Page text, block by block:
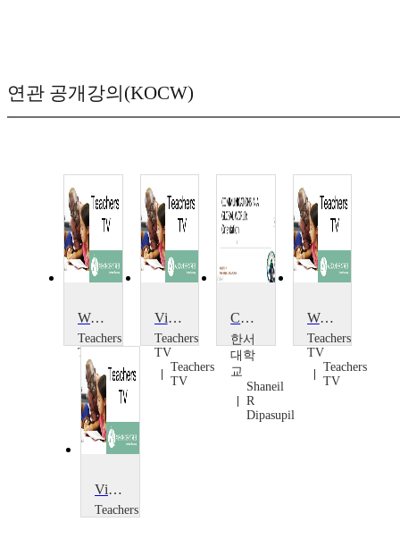
연관 공개강의(KOCW)
World Music from The Brit School
Teachers
TV
Teachers
TV
Virtual Worlds
Teachers
TV
Teachers
TV
Communications in a global world
한서
대학
교
Shaneil
R
Dipasupil
Weather Around the World
Teachers
TV
Teachers
TV
Visual Impairment in Mainstream: Anna's World
Teachers